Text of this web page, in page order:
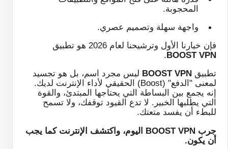
المحجوبة.
واجهة سهلة وتصميم عصري.
فإن خيارنا الأول وترشيحنا لعام 2026 هو تطبيق
BOOST VPN
.
تطبيق BOOST VPN ليس مجرد اسم، بل هو تجسيد
لمعنى "الدفع" (Boost) الحقيقي لأداء الإنترنت لديك.
إنه يجمع بين البساطة التي يحتاجها المبتدئ، والقوة
التي يطلبها الخبير. لا تدع القيود توقفك، ولا تسمح
للبطء أن يفسد متعتك.
جرب BOOST VPN اليوم، واكتشف الإنترنت كما يجب
أن يكون.